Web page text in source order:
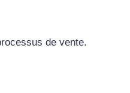
de vente.